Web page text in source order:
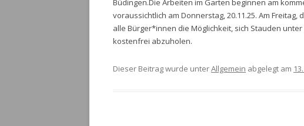
Büdingen.Die Arbeiten im Garten beginnen am
voraussichtlich am Donnerstag, 20.11.25. Am
alle Bürger*innen die Möglichkeit, sich Stauden
kostenfrei abzuholen.
Dieser Beitrag wurde unterAllgemein abgelegt am